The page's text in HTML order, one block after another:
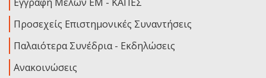
Προσεχείς Επιστημονικές Συναντήσεις
Παλαιότερα Συνέδρια - Εκδηλώσεις
Ανακοινώσεις